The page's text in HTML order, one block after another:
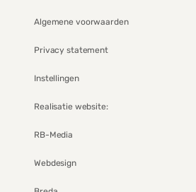
Algemene voorwaarden
Privacy statement
Instellingen
Realisatie website:
RB-Media
Webdesign